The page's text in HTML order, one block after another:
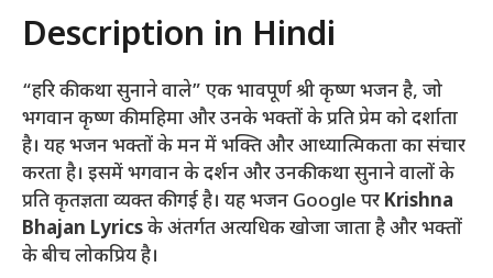
Description in Hindi
“हरि की कथा सुनाने वाले” एक भावपूर्ण श्री कृष्ण भजन है, जो
भगवान कृष्ण की महिमा और उनके भक्तों के प्रति प्रेम को दर्शाता
है। यह भजन भक्तों के मन में भक्ति और आध्यात्मिकता का संचार
करता है। इसमें भगवान के दर्शन और उनकी कथा सुनाने वालों के
प्रति कृतज्ञता व्यक्त की गई है। यह भजन Google पर Krishna
Bhajan Lyricsके अंतर्गत अत्यधिक खोजा जाता है और भक्तों
के बीच लोकप्रिय है।